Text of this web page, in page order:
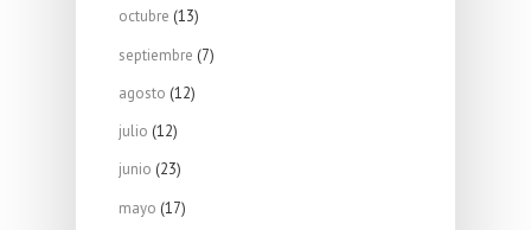
octubre (13)
septiembre (7)
agosto (12)
julio (12)
junio (23)
mayo (17)